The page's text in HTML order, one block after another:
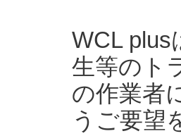
WCL plus
生等のト
の作業者
うご要望